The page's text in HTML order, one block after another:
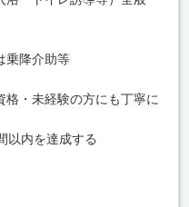
乗降介助等
・未経験の方にも丁寧に
以内を達成する